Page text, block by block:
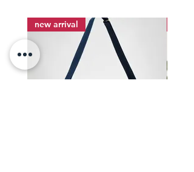
new arrival